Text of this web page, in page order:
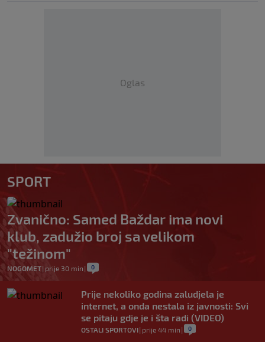
Oglas
SPORT
Zvanično: Samed Baždar ima novi
klub, zadužio broj sa velikom
"težinom"
NOGOMET| prije 30 min | 0
Prije nekoliko godina zaludjela je
internet, a onda nestala iz javnosti: Svi
se pitaju gdje je i šta radi (VIDEO)
OSTALI SPORTOVI| prije 44 min | 0